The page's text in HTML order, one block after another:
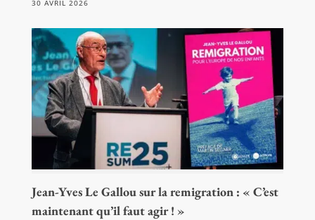
30 AVRIL 2026
Jean-Yves Le Gallou sur la remigration : « C’est
maintenant qu’il faut agir ! »